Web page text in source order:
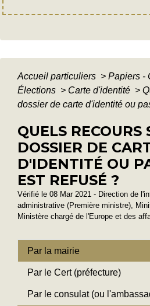
Accueil particuliers > Papiers -
Élections > Carte d'identité >
dossier de carte d'identité ou
QUELS RECOURS
DOSSIER DE
D'IDENTITÉ OU
EST REFUSÉ ?
Vérifié le 08 Mar 2021 - Direction de
administrative (Première ministre),
Ministère chargé de l'Europe et des
Par la mairie
Par le Cert (préfecture)
Par le consulat (ou